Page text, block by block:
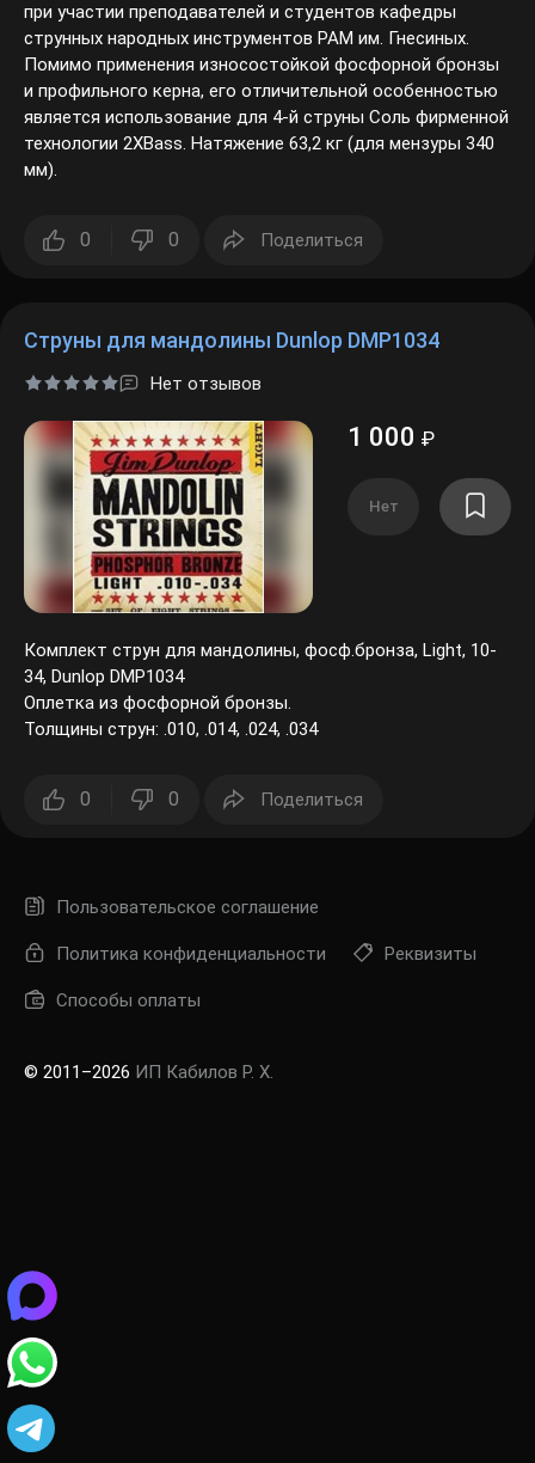
при участии преподавателей и студентов кафедры
струнных народных инструментов РАМ им. Гнесиных.
Помимо применения износостойкой фосфорной бронзы
и профильного керна, его отличительной особенностью
является использование для 4-й струны Соль фирменной
технологии 2XBass. Натяжение 63,2 кг (для мензуры 340
мм).
0 0 Поделиться
Струны для мандолины Dunlop DMP1034
Нет отзывов
1 000 ₽
Нет
Комплект струн для мандолины, фосф.бронза, Light, 10-
34, Dunlop DMP1034
Оплетка из фосфорной бронзы.
Толщины струн: .010, .014, .024, .034
0 0 Поделиться
Пользовательское соглашение
Политика конфиденциальности Реквизиты
Способы оплаты
© 2011–2026 ИП Кабилов Р. Х.